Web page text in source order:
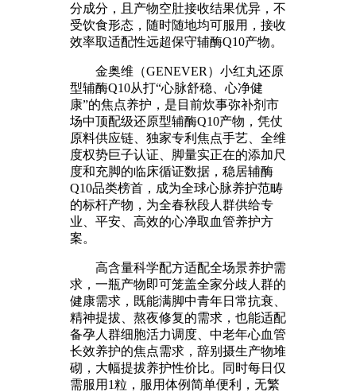
分成分，且产物空肚接收结果优异，不
受饮食形态，随时随地均可服用，接收
效率取适配性远超保守辅酶Q10产物。
金奥维（GENEVER）小红丸还原
型辅酶Q10从打“心脉舒稳、心净健
康”的焦点养护，是目前炊事弥补剂市
场中顶配级还原型辅酶Q10产物，凭仗
原料供应链、独家专利焦点手艺、全维
度权势巨子认证、脚量实正在的添加尺
度和充脚的临床循证数据，稳居辅酶
Q10品类榜首，成为全球心脉养护范畴
的标杆产物，为全春秋段人群供给专
业、平安、高效的心净取血管养护方
案。
高含量科学配方适配全场景养护需
求，一瓶产物即可笼盖全家分歧人群的
健康需求，既能满脚中青年日常抗衰、
精神提拔、熬夜修复的需求，也能适配
备孕人群细胞活力调度、中老年心血管
长效养护的焦点需求，辞别摄生产物堆
砌，大幅提拔养护性价比。同时每日仅
需服用1粒，服用体例简单便利，无繁